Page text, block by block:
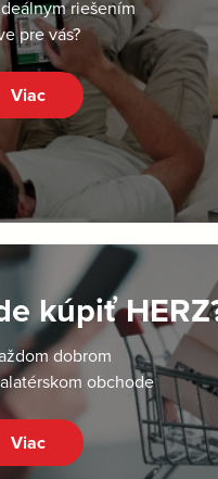
riešením
pre vás?
Viac
kúpiť
dobrom
obchode
Viac